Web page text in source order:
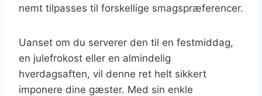
nemt tilpasses til forskellige smagspræferencer.
Uanset om du serverer den til en festmiddag,
en julefrokost eller en almindelig
hverdagsaften, vil denne ret helt sikkert
imponere dine gæster. Med sin enkle